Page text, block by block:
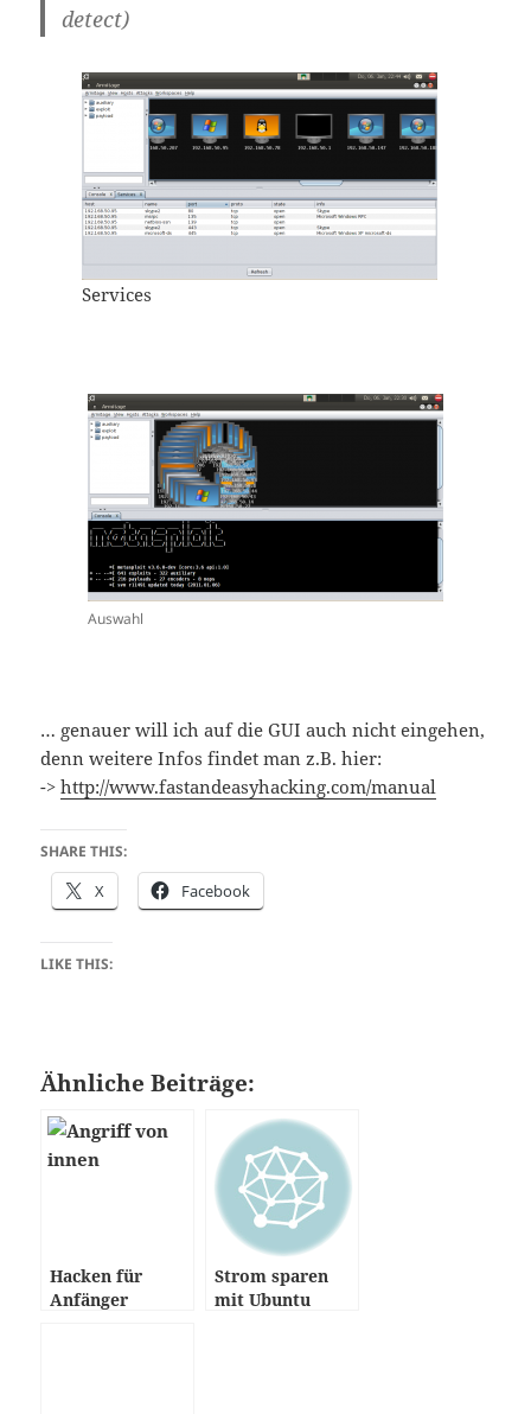
detect)
Services
Auswahl
… genauer will ich auf die GUI auch nicht eingehen,
denn weitere Infos findet man z.B. hier:
->http://www.fastandeasyhacking.com/manual
SHARE THIS:
X Facebook
LIKE THIS:
Ähnliche Beiträge:
Hacken für
Anfänger
Strom sparen
mit Ubuntu